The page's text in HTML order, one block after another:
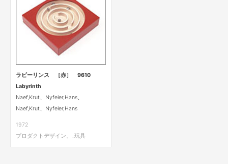
ラビーリンス ［赤］ 9610
Labyrinth
Naef,Krut、Nyfeler,Hans、
Naef,Krut、Nyfeler,Hans
1972
プロダクトデザイン、_玩具